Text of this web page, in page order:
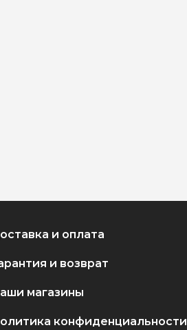
и оплата
и возврат
магазины
конфиденциальности